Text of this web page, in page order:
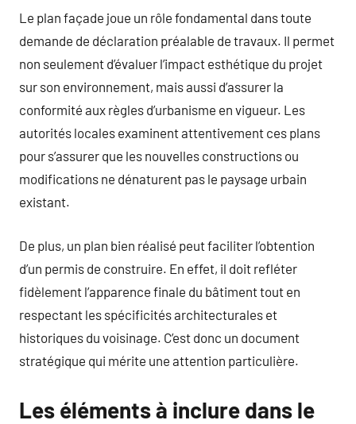
Le plan façade joue un rôle fondamental dans toute
demande de déclaration préalable de travaux. Il permet
non seulement d’évaluer l’impact esthétique du projet
sur son environnement, mais aussi d’assurer la
conformité aux règles d’urbanisme en vigueur. Les
autorités locales examinent attentivement ces plans
pour s’assurer que les nouvelles constructions ou
modifications ne dénaturent pas le paysage urbain
existant.
De plus, un plan bien réalisé peut faciliter l’obtention
d’un permis de construire. En effet, il doit refléter
fidèlement l’apparence finale du bâtiment tout en
respectant les spécificités architecturales et
historiques du voisinage. C’est donc un document
stratégique qui mérite une attention particulière.
Les éléments à inclure dans le